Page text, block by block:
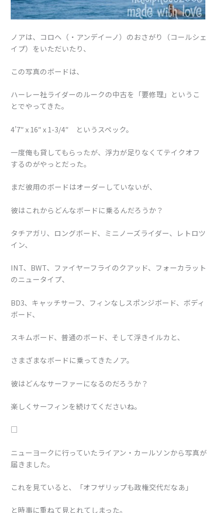
ノアは、コロヘ（・アンデイーノ）のおさがり（コールシェ
イプ）をいただいたり、
この写真のボードは、
ハーレー社ライダーのルークの中古を「要修理」というこ
とでやってきた。
4’7″ x 16″ x 1-3/4″ というスペック。
一度俺も貸してもらったが、浮力が足りなくてテイクオフ
するのがやっとだった。
まだ彼用のボードはオーダーしていないが、
彼はこれからどんなボードに乗るんだろうか？
タチアガリ、ロングボード、ミニノーズライダー、レトロツ
イン、
INT、BWT、ファイヤーフライのクアッド、フォーカラット
のニュータイプ、
BD3、キャッチサーフ、フィンなしスポンジボード、ボディ
ボード、
スキムボード、普通のボード、そして浮きイルカと、
さまざまなボードに乗ってきたノア。
彼はどんなサーファーになるのだろうか？
楽しくサーフィンを続けてくださいね。
□
ニューヨークに行っていたライアン・カールソンから写真が
届きました。
これを見ていると、「オフザリップも政権交代だなあ」
と時事に重ねて見とれてしまった。